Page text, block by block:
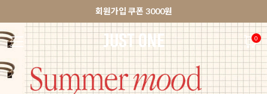
앱 다운로드 10% 할인쿠폰
🚀오늘출발상품 당일발송 배송중
회원가입 쿠폰 3000원
앱 다운로드 10% 할인쿠폰
0
NEW 7% BEST 🚀오늘출발 MADE . J 상의 팬츠